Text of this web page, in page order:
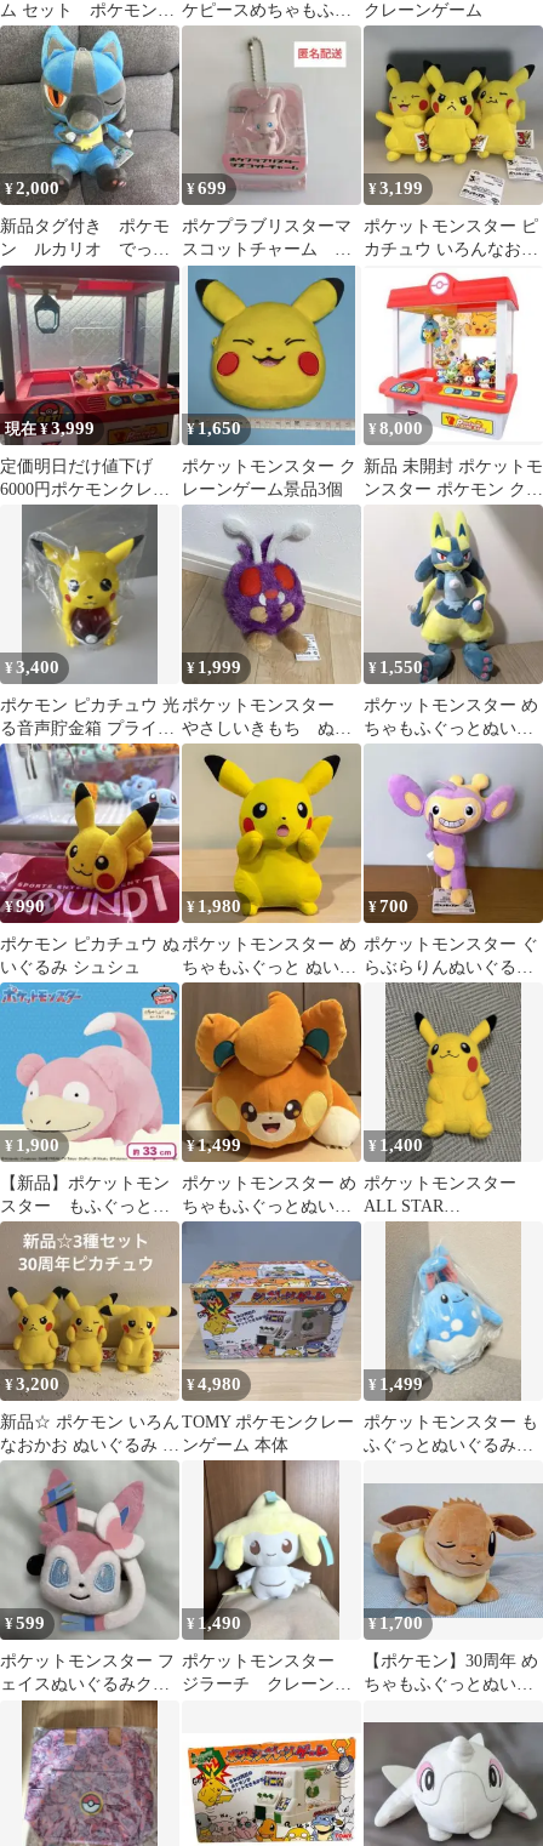
ム セット ポケモンキ
ッズ キミとポケモンの
出会い編
ケピースめちゃもふぐ
っどぬいぐるみ〜ポッ
チャマ〜
クレーンゲーム
¥2,000
新品タグ付き ポケモ
ン ルカリオ でっか
いコロっとまんまるぬ
いぐるみ カラフル
¥699
ポケプラブリスターマ
スコットチャーム ミ
¥3,199
ポケットモンスター ピ
カチュウ いろんなおか
おぬいぐるみ 30周年
3体
現在 ¥3,999
定価明日だけ値下げ
6000円ポケモンクレー
¥1,650
ポケットモンスター ク
レーンゲーム景品3個
¥ 8,000
新品 未開封 ポケットモ
ンスター ポケモン クレ
ーンゲーム タカラトミ
¥3,400
ポケモン ピカチュウ 光
る音声貯金箱 プライズ
景品
¥ 1,999
ポケットモンスター
やさしいきもち ぬい
ぐるみ コンパン
¥ 1,550
ポケットモンスター め
ちゃもふぐっとぬいぐ
るみ 黄色いルカリオ
¥990
ポケモン ピカチュウ ぬ
いぐるみ シュシュ
¥ 1,980
ポケットモンスター め
ちゃもふぐっと ぬいぐ
るみ ピカチュウ びっく
りver.
¥700
ポケットモンスター ぐ
らぶらりんぬいぐるみ
エイパム
¥ 1,900
【新品】ポケットモン
スター もふぐっとぬ
いぐるみ ヤドン
¥1,499
ポケットモンスター め
ちゃもふぐっとぬいぐ
るみ パモ タグ付き プ
¥ 1,400
ポケットモンスター
ALL STAR
ュウ ポケモン
¥3,200
新品☆ ポケモン いろん
なおかお ぬいぐるみ ピ
カチュウ 30周年 ３種セ
¥4,980
TOMY ポケモンクレー
ンゲーム 本体
¥ 1,499
ポケットモンスター も
ふぐっとぬいぐるみ
¥599
ポケットモンスター フ
ェイスぬいぐるみクリ
ップ イーブイフレンズ
ニンフィア
¥ 1,490
ポケットモンスター
ジラーチ クレーンゲ
¥1,700
【ポケモン】30周年 め
ちゃもふぐっとぬいぐ